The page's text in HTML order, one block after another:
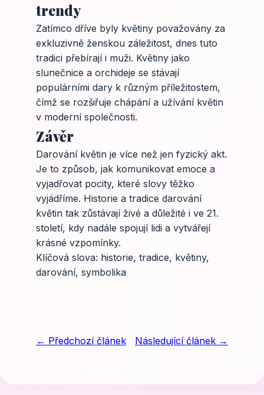
trendy
Zatímco dříve byly květiny považovány za
exkluzivně ženskou záležitost, dnes tuto
tradici přebírají i muži. Květiny jako
slunečnice a orchideje se stávají
populárními dary k různým příležitostem,
čímž se rozšiřuje chápání a užívání květin
v moderní společnosti.
Závěr
Darování květin je více než jen fyzický akt.
Je to způsob, jak komunikovat emoce a
vyjadřovat pocity, které slovy těžko
vyjádříme. Historie a tradice darování
květin tak zůstávají živé a důležité i ve 21.
století, kdy nadále spojují lidi a vytvářejí
krásné vzpomínky.
Klíčová slova: historie, tradice, květiny,
darování, symbolika
← Předchozí článek Následující článek →